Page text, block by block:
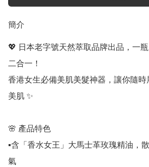
簡介
💖 日本老字號天然萃取品牌出品，一
二合一！
香港女生必備美肌美髮神器，讓你隨
美肌 ✨
🌸 產品特色
▪️含「香水女王」大馬士革玫瑰精油，
氣